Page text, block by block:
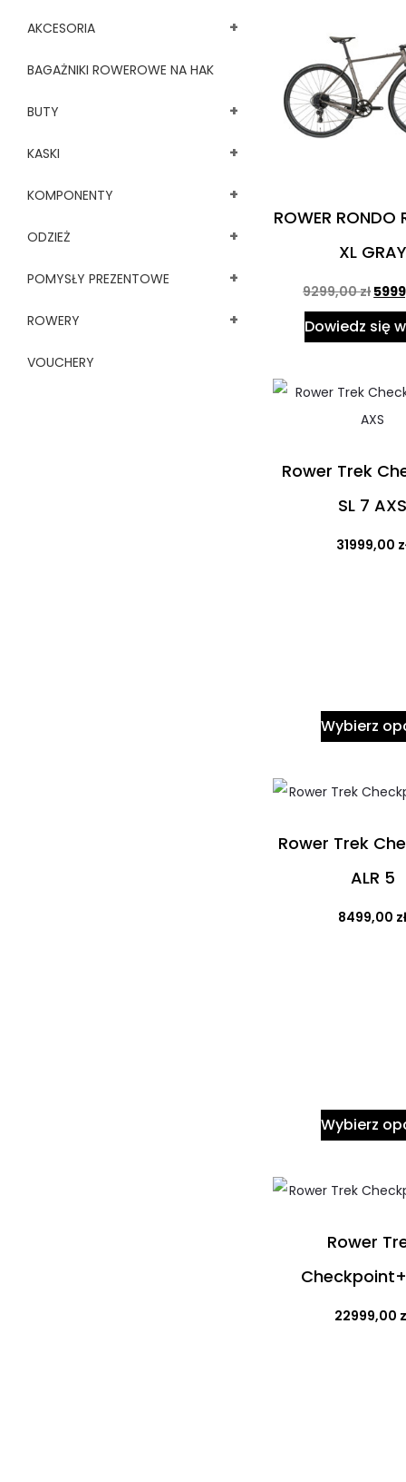
AKCESORIA +
BAGAŻNIKI ROWEROWE NA HAK
BUTY +
KASKI +
KOMPONENTY +
ODZIEŻ +
POMYSŁY PREZENTOWE +
ROWERY +
VOUCHERY
ROWER RONDO
XL GRAY
9299,00zł
Dowiedz się
Rower Trek
SL 7
31999,00
Wybierz
Rower Trek
ALR 5
8499,00
Wybierz
Rower
22999,00